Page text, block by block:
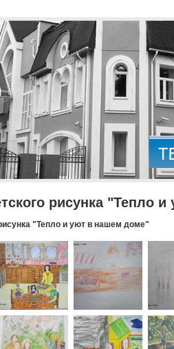
рисунка "Тепло
"Тепло и уют в нашем доме"